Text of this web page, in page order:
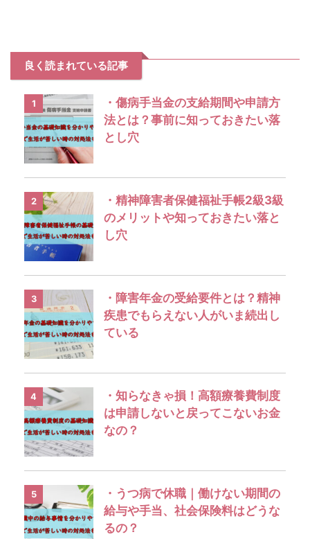
良く読まれている記事
1
・傷病手当金の支給期間や申請方
法とは？事前に知っておきたい落
とし穴
2
・精神障害者保健福祉手帳2級3級
のメリットや知っておきたい落と
し穴
3
・障害年金の受給要件とは？精神
疾患でもらえない人がいま続出し
ている
4
・知らなきゃ損！高額療養費制度
は申請しないと戻ってこないお金
なの？
5
・うつ病で休職｜働けない期間の
給与や手当、社会保険料はどうな
るの？